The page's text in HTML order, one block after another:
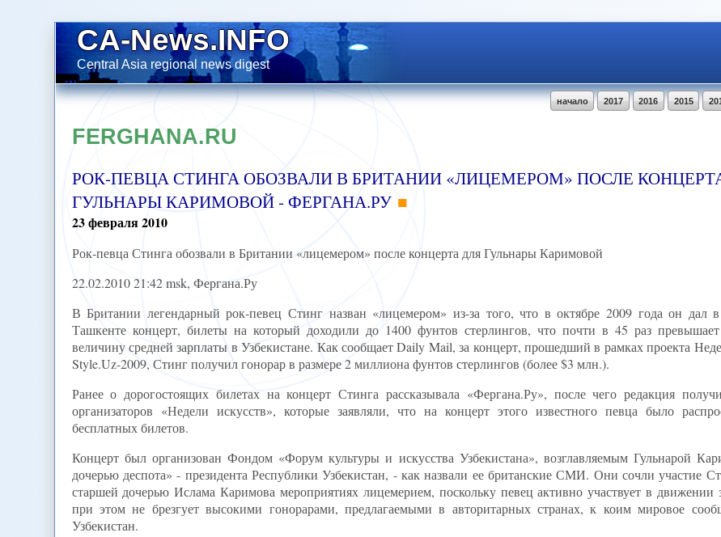
CA-News.INFO
Central Asia regional news digest
2015
2016
2017
начало
FERGHANA.RU
РОК-ПЕВЦА СТИНГА ОБОЗВАЛИ В БРИТАНИИ «ЛИЦЕМЕРОМ» ПОСЛЕ
ГУЛЬНАРЫ КАРИМОВОЙ - ФЕРГАНА.РУ
23февраля2010
Рок-певца Стинга обозвали в Британии «лицемером» после концерта для Гульнары Каримовой
22.02.2010 21:42 msk, Фергана.Ру
В Британии легендарный рок-певец Стинг назван «лицемером» из-за того, что в октябре 2009 года он дал в
Ташкенте концерт, билеты на который доходили до 1400 фунтов стерлингов, что почти в 45 раз превышает
величину средней зарплаты в Узбекистане. Как сообщает Daily Mail, за концерт, прошедший в рамках проекта
Style.Uz-2009, Стинг получил гонорар в размере 2 миллиона фунтов стерлингов (более $3 млн.).
Ранее о дорогостоящих билетах на концерт Стинга рассказывала «Фергана.Ру», после чего редакция
организаторов «Недели искусств», которые заявляли, что на концерт этого известного певца было
бесплатных билетов.
Концерт был организован Фондом «Форум культуры и искусства Узбекистана», возглавляемым Гульнарой
дочерью деспота» - президента Республики Узбекистан, - как назвали ее британские СМИ. Они сочли участие
старшей дочерью Ислама Каримова мероприятиях лицемерием, поскольку певец активно участвует в движении
при этом не брезгует высокими гонорарами, предлагаемыми в авторитарных странах, к коим мировое
Узбекистан.